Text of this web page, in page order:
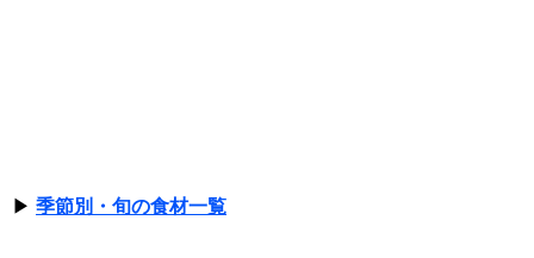
▶ 季節別・旬の食材一覧